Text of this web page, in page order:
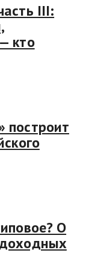
III:
кто
построит
О